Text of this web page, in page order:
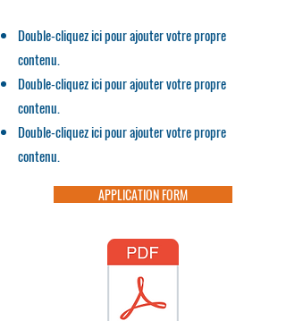
Double-cliquez ici pour ajouter votre propre
contenu.
Double-cliquez ici pour ajouter votre propre
contenu.
Double-cliquez ici pour ajouter votre propre
contenu.
APPLICATION FORM